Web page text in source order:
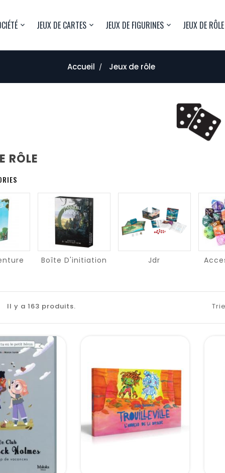
JEUX DE CARTES JEUX DE FIGURINES JEUX DE RÔLE
Accueil Jeux de rôle
RÔLE
Boîte D'initiation Jdr
Il y a 163 produits.
visibility visibility